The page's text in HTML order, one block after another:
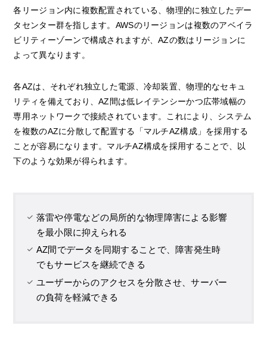
各リージョン内に複数配置されている、物理的に独立したデー
タセンター群を指します。AWSのリージョンは複数のアベイラ
ビリティーゾーンで構成されますが、AZの数はリージョンに
よって異なります。
各AZは、それぞれ独立した電源、冷却装置、物理的なセキュ
リティを備えており、AZ間は低レイテンシーかつ広帯域幅の
専用ネットワークで接続されています。これにより、システム
を複数のAZに分散して配置する「マルチAZ構成」を採用する
ことが容易になります。マルチAZ構成を採用することで、以
下のような効果が得られます。
落雷や停電などの局所的な物理障害による影響
を最小限に抑えられる
AZ間でデータを同期することで、障害発生時
でもサービスを継続できる
ユーザーからのアクセスを分散させ、サーバー
の負荷を軽減できる